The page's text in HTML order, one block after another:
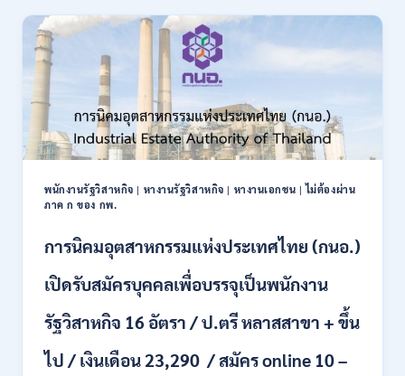
พนักงานรัฐวิสาหกิจ | หางานรัฐวิสาหกิจ | หางานเอกชน |ไม่ต้องผ่าน
ภาค ก ของ กพ.
การนิคมอุตสาหกรรมแห่งประเทศไทย (กนอ.)
เปิดรับสมัครบุคคลเพื่อบรรจุเป็นพนักงาน
รัฐวิสาหกิจ 16 อัตรา / ป.ตรี หลาสสาขา + ขึ้น
ไป / เงินเดือน 23,290 / สมัคร online 10 –